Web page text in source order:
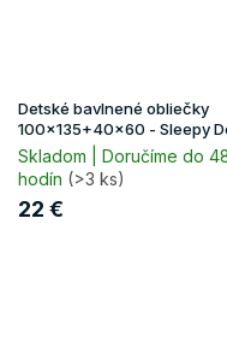
Detské bavlnené obliečky
100x135+40x60 - Sleepy
Skladom | Doručíme do
hodín (>3 ks)
22 €